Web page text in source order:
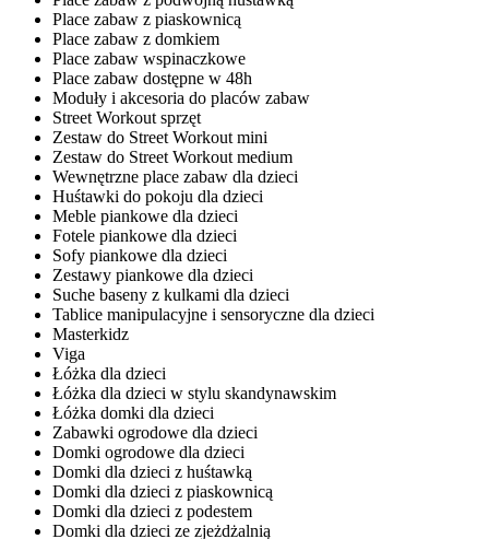
Place zabaw z piaskownicą
Place zabaw z domkiem
Place zabaw wspinaczkowe
Place zabaw dostępne w 48h
Moduły i akcesoria do placów zabaw
Street Workout sprzęt
Zestaw do Street Workout mini
Zestaw do Street Workout medium
Wewnętrzne place zabaw dla dzieci
Huśtawki do pokoju dla dzieci
Meble piankowe dla dzieci
Fotele piankowe dla dzieci
Sofy piankowe dla dzieci
Zestawy piankowe dla dzieci
Suche baseny z kulkami dla dzieci
Tablice manipulacyjne i sensoryczne dla dzieci
Masterkidz
Viga
Łóżka dla dzieci
Łóżka dla dzieci w stylu skandynawskim
Łóżka domki dla dzieci
Zabawki ogrodowe dla dzieci
Domki ogrodowe dla dzieci
Domki dla dzieci z huśtawką
Domki dla dzieci z piaskownicą
Domki dla dzieci z podestem
Domki dla dzieci ze zjeżdżalnią